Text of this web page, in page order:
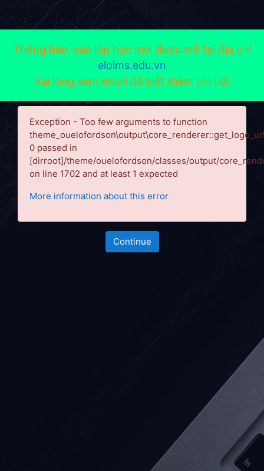
Thông báo: các lớp học mới được mở tại địa chỉ
elolms.edu.vn
Vui lòng xem email để biết thêm chi tiết
Skip to main content
Exception - Too few arguments to function
0 passed in
[dirroot]/theme/ouelofordson/classes/output/
on line 1702 and at least 1 expected
More information about this error
Continue